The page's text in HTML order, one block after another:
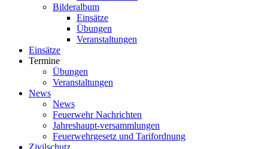
Bilderalbum
Einsätze
Übungen
Veranstaltungen
Einsätze
Termine
Übungen
Veranstaltungen
News
News
Feuerwehr Nachrichten
Jahreshaupt-versammlungen
Feuerwehrgesetz und Tarifordnung
Zivilschutz